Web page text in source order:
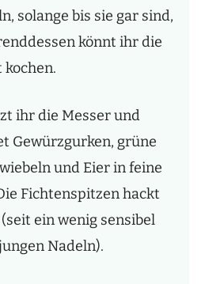
solange bis sie gar sind,
könnt ihr die
kochen.
ihr die Messer und
Gewürzgurken, grüne
und Eier in feine
Fichtenspitzen hackt
ein wenig sensibel
Nadeln).